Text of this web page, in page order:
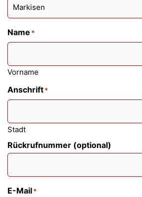
Name *
Vorname
Anschrift*
Stadt
Rückrufnummer (optional)
E-Mail*